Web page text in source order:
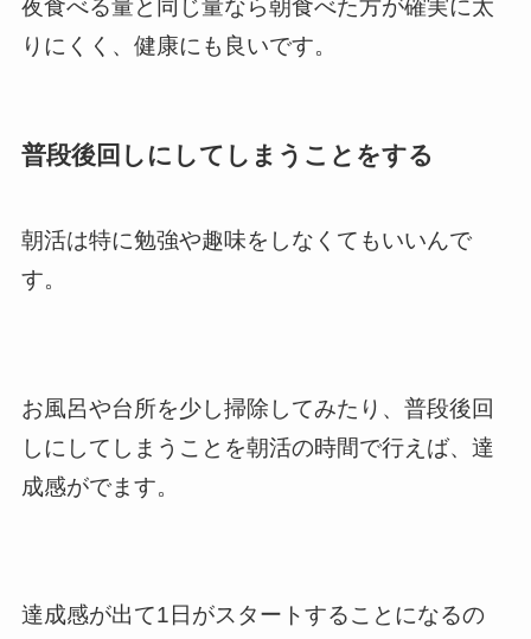
夜食べる量と同じ量なら朝食べた方が確実に太
りにくく、健康にも良いです。
普段後回しにしてしまうことをする
朝活は特に勉強や趣味をしなくてもいいんで
す。
お風呂や台所を少し掃除してみたり、普段後回
しにしてしまうことを朝活の時間で行えば、達
成感がでます。
達成感が出て1日がスタートすることになるの